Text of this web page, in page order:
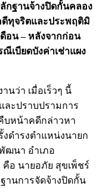
กฐานจ้างปิดกั้นคลอง
ดีทุจริตและประพฤติมิ
อน – หลังจากก่อน
เบียดบังค่าเช่าแผง
านว่า เมื่อเร็วๆ นี้
ละปราบปรามการ
บหน้าคดีกล่าวหา
ดำรงตำแหน่งนายก
ฒนา อำเภอ
คือ นายอภัย สุขเพ็ชร์
านการจัดจ้างปิดกั้น